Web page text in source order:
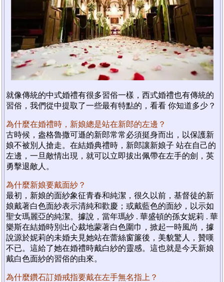
就像傳統的中式婚禮有很多習俗一樣，西式婚禮也有傳統的
習俗，我們從中提取了一些最有特點的，看看 你知道多少？
為什麼在婚禮時，新娘總是站在新郎的左邊？
古時候，盎格魯撒可遜的新郎常常必須挺身而出，以保護新
娘不被別人搶走。在結婚典禮時，新郎讓新娘子 站在自己的
左邊，一旦敵情出現，就可以立即拔出佩帶在左手的劍，英
勇擊退敵人。
為什麼新娘要戴面紗？
最初，新娘的面紗象征青春和純潔，很久以前，基督徒的新
娘戴著白色面紗表示清純和歡慶；或戴藍色的面紗，以示如
聖女瑪麗亞的純潔。據說，當年瑪紗 . 華盛頓的孫女妮莉 . 華
樂斯在結婚時別出心裁地蒙著白色圍巾，掀起一時風尚，據
說源於妮莉的未婚夫見她站在蕾絲窗簾後，美貌驚人，贊嘆
不已。這給了她在婚禮時戴白紗的靈感。這也就是今天新娘
戴白色面紗的習俗的由來。
為什麼鑽石訂婚戒指要戴在左手無名指上？